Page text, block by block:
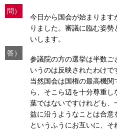
問）
今日から国会が始まります
りました。審議に臨む姿
いします。
答）
参議院の方の選挙は半数ご
いうのは反映されたわけ
当然国会は国権の最高機
ら、そこら辺を十分尊重
葉ではないですけれども、
益に沿うようなことは合
というふうにお互いに、